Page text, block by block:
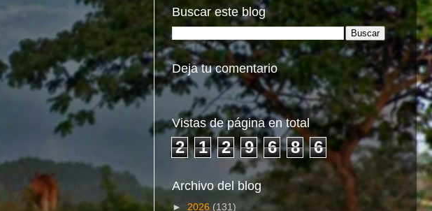
Buscar este blog
Deja tu comentario
Vistas de página en total
2 1 2 9 6 8 6
Archivo del blog
► 2026 (131)